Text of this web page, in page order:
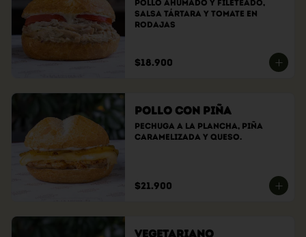
Pollo ahumado y fileteado,
Salsa tártara y tomate en
rodajas
$18.900
Pollo con Piña
Pechuga a la plancha, piña
caramelizada y queso.
$21.900
Vegetariano